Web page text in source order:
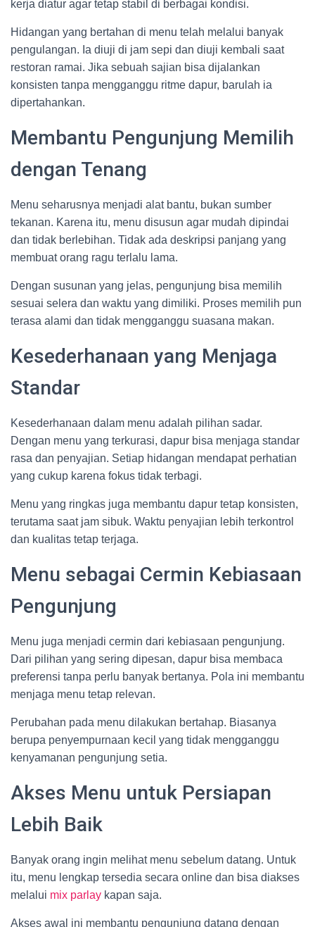
kerja diatur agar tetap stabil di berbagai kondisi.
Hidangan yang bertahan di menu telah melalui banyak
pengulangan. Ia diuji di jam sepi dan diuji kembali saat
restoran ramai. Jika sebuah sajian bisa dijalankan
konsisten tanpa mengganggu ritme dapur, barulah ia
dipertahankan.
Membantu Pengunjung Memilih
dengan Tenang
Menu seharusnya menjadi alat bantu, bukan sumber
tekanan. Karena itu, menu disusun agar mudah dipindai
dan tidak berlebihan. Tidak ada deskripsi panjang yang
membuat orang ragu terlalu lama.
Dengan susunan yang jelas, pengunjung bisa memilih
sesuai selera dan waktu yang dimiliki. Proses memilih pun
terasa alami dan tidak mengganggu suasana makan.
Kesederhanaan yang Menjaga
Standar
Kesederhanaan dalam menu adalah pilihan sadar.
Dengan menu yang terkurasi, dapur bisa menjaga standar
rasa dan penyajian. Setiap hidangan mendapat perhatian
yang cukup karena fokus tidak terbagi.
Menu yang ringkas juga membantu dapur tetap konsisten,
terutama saat jam sibuk. Waktu penyajian lebih terkontrol
dan kualitas tetap terjaga.
Menu sebagai Cermin Kebiasaan
Pengunjung
Menu juga menjadi cermin dari kebiasaan pengunjung.
Dari pilihan yang sering dipesan, dapur bisa membaca
preferensi tanpa perlu banyak bertanya. Pola ini membantu
menjaga menu tetap relevan.
Perubahan pada menu dilakukan bertahap. Biasanya
berupa penyempurnaan kecil yang tidak mengganggu
kenyamanan pengunjung setia.
Akses Menu untuk Persiapan
Lebih Baik
Banyak orang ingin melihat menu sebelum datang. Untuk
itu, menu lengkap tersedia secara online dan bisa diakses
melalui mix parlay kapan saja.
Akses awal ini membantu pengunjung datang dengan